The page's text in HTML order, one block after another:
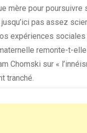
mère pour poursuivre
pas assez
expériences sociales
remonte-t-
Chomski sur «
tranché.